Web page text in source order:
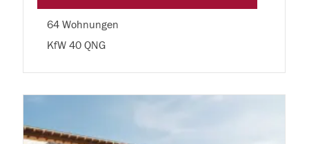
64 Wohnungen
KfW 40 QNG